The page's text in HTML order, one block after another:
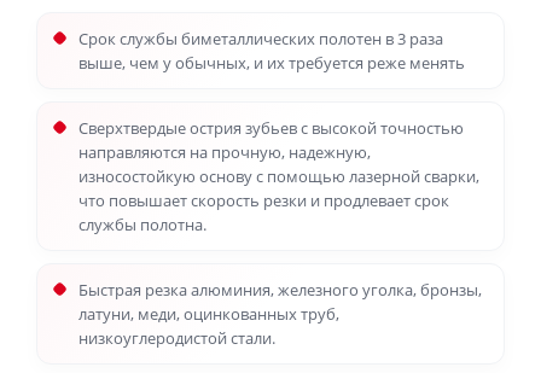
Срок службы биметаллических полотен в 3 раза
выше, чем у обычных, и их требуется реже менять
Сверхтвердые острия зубьев с высокой точностью
направляются на прочную, надежную,
износостойкую основу с помощью лазерной сварки,
что повышает скорость резки и продлевает срок
службы полотна.
Быстрая резка алюминия, железного уголка, бронзы,
латуни, меди, оцинкованных труб,
низкоуглеродистой стали.